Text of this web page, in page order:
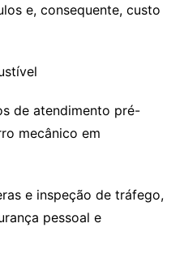
e, consequente, custo
de atendimento pré-
mecânico em
e inspeção de tráfego,
pessoal e